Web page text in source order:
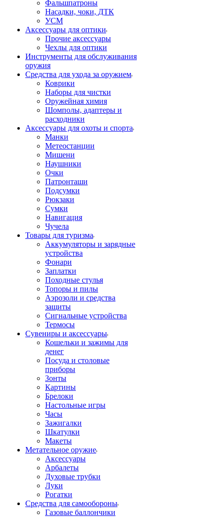
Фальшпатроны
Насадки, чоки, ДТК
УСМ
Аксессуары для оптики
Прочие аксессуары
Чехлы для оптики
Инструменты для обслуживания
оружия
Средства для ухода за оружием
Коврики
Наборы для чистки
Оружейная химия
Шомполы, адаптеры и
расходники
Аксессуары для охоты и спорта
Манки
Метеостанции
Мишени
Наушники
Очки
Патронташи
Подсумки
Рюкзаки
Сумки
Навигация
Чучела
Товары для туризма
Аккумуляторы и зарядные
устройства
Фонари
Заплатки
Походные стулья
Топоры и пилы
Аэрозоли и средства
защиты
Сигнальные устройства
Термосы
Сувениры и аксессуары
Кошельки и зажимы для
денег
Посуда и столовые
приборы
Зонты
Картины
Брелоки
Настольные игры
Часы
Зажигалки
Шкатулки
Макеты
Метательное оружие
Аксессуары
Арбалеты
Духовые трубки
Луки
Рогатки
Средства для самообороны
Газовые баллончики